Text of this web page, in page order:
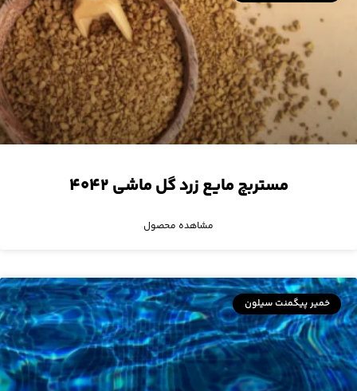
مستربچ مایع زرد گل ماشی ۴۰۴۲
مشاهده محصول
خمیر پیگمنت سیلون